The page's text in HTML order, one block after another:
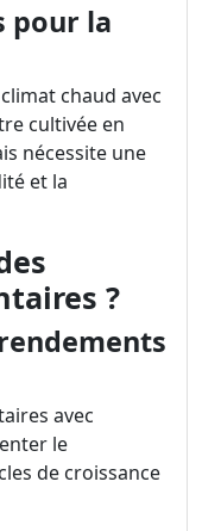
pour la
chaud avec
cultivée en
nécessite une
et la
?
avec
le
de croissance